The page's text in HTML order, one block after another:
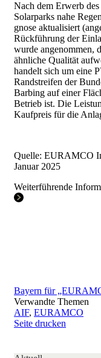
Nach dem Erwerb
Solarparks nahe
gnose aktualisiert
Rückführung der
wurde angenommen,
ähnliche Qualität
handelt sich um eine
Randstreifen der
Barbing auf einer
Betrieb ist. Die
Kaufpreis für die
Quelle: EURAMCO
Januar 2025
Weiterführende
Bayern für
Verwandte Themen
AIF,EURAMCO
Seite drucken